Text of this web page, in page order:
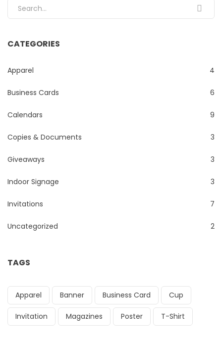
Search for:
CATEGORIES
Apparel 4
Business Cards 6
Calendars 9
Copies & Documents 3
Giveaways 3
Indoor Signage 3
Invitations 7
Uncategorized 2
TAGS
Apparel Banner Business Card Cup
Invitation Magazines Poster T-Shirt